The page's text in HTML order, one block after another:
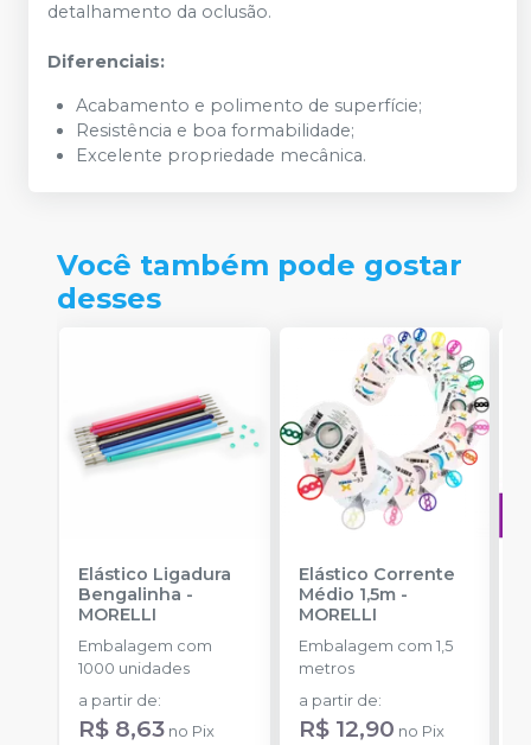
detalhamento da oclusão.
Diferenciais:
Acabamento e polimento de superfície;
Resistência e boa formabilidade;
Excelente propriedade mecânica.
Você também pode gostar
desses
Elástico Ligadura
Bengalinha -
MORELLI
Embalagem com
1000 unidades
a partir de:
R$ 8,63 no Pix
Elástico Corrente
Médio 1,5m-
MORELLI
Embalagem com 1,5
metros
a partir de:
R$ 12,90 no Pix